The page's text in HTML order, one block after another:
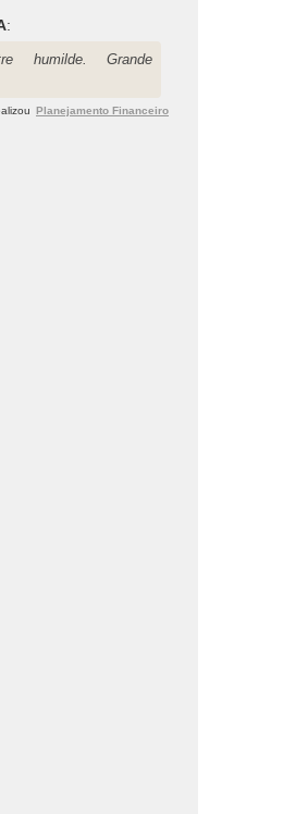
:
humilde. Grande
Planejamento Financeiro